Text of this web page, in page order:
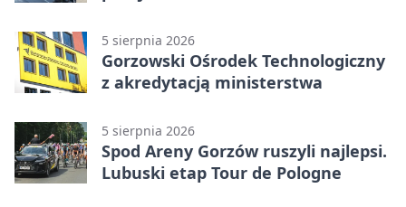
5 sierpnia 2026
Gorzowski Ośrodek Technologiczny
z akredytacją ministerstwa
5 sierpnia 2026
Spod Areny Gorzów ruszyli najlepsi.
Lubuski etap Tour de Pologne